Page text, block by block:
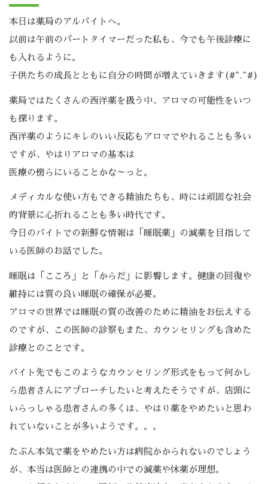
本日は薬局のアルバイトへ。
以前は午前のパートタイマーだった私も、今でも午後診療に
も入れるように。
子供たちの成長とともに自分の時間が増えていきます(#^.^#)
薬局ではたくさんの西洋薬を扱う中、アロマの可能性をいつ
も探ります。
西洋薬のようにキレのいい反応もアロマでやれることも多い
ですが、やはりアロマの基本は
医療の傍らにいることかな～っと。
メディカルな使い方もできる精油たちも、時には頑固な社会
的背景に心折れることも多い時代です。
今日のバイトでの新鮮な情報は「睡眠薬」の減薬を目指して
いる医師のお話でした。
睡眠は「こころ」と「からだ」に影響します。健康の回復や
維持には質の良い睡眠の確保が必要。
アロマの世界では睡眠の質の改善のために精油をお伝えする
のですが、この医師の診察もまた、カウンセリングも含めた
診療とのことです。
バイト先でもこのようなカウンセリング形式をもって何かし
ら患者さんにアプローチしたいと考えたそうですが、店頭に
いらっしゃる患者さんの多くは、やはり薬をやめたいと思わ
れていないことが多いようです。。。
たぶん本気で薬をやめたい方は病院かかられないのでしょう
が、本当は医師との連携の中での減薬や休薬が理想。